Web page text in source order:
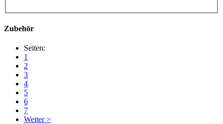
Zubehör
Seiten:
1
2
3
4
5
6
7
Weiter >